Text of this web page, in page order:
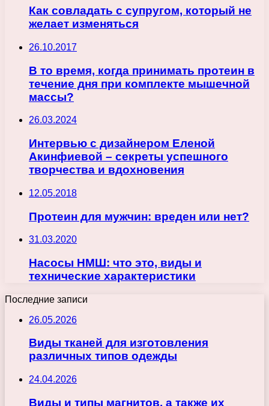
Как совладать с супругом, который не
желает изменяться
26.10.2017
В то время, когда принимать протеин в
течение дня при комплекте мышечной
массы?
26.03.2024
Интервью с дизайнером Еленой
Акинфиевой – секреты успешного
творчества и вдохновения
12.05.2018
Протеин для мужчин: вреден или нет?
31.03.2020
Насосы НМШ: что это, виды и
технические характеристики
Последние записи
26.05.2026
Виды тканей для изготовления
различных типов одежды
24.04.2026
Виды и типы магнитов, а также их